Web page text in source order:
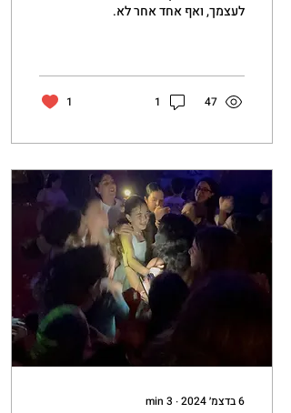
לעצמך, ואף אחד אחר לא.
גיליתי שכשאני לבד, העולם לא
"מתרוקן״, הוא מתמלא
בסיפורים שפשוט לא היו
עם מישהו מוכר. מהזמנה
לארוחת ערב אצל מקומי
שנראית כמו מישלן ועד
לטיפוס צוקים עם אמריקאים
מבוגרים למקומות שאין
במפות. הלבד הוא השריר
שמאמן אותנו לאהבה עצמית
אמיתית, נוכחות וחמלה. זו לא
רק חופשה, זו דוגמה אישית
לילדים שלי ולעצמי: כשאני
47
1
1
6 בדצמ׳ 2024 ∙
3
min